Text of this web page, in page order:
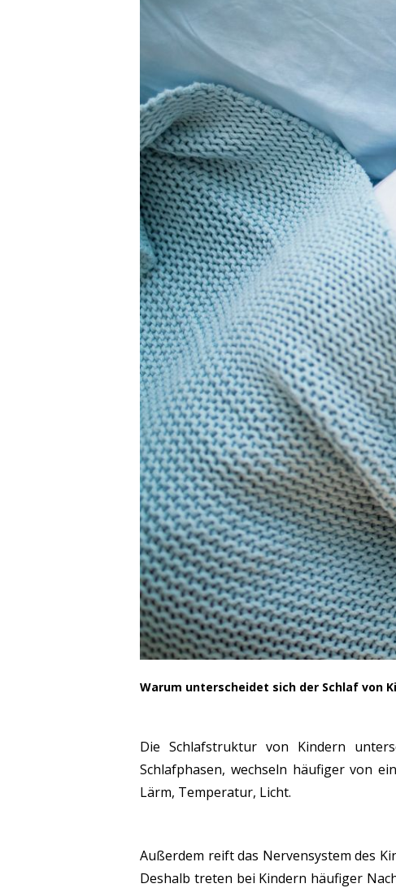
Warum unterscheidet sich der Schlaf von
Die Schlafstruktur von Kindern
Schlafphasen, wechseln häufiger von
Lärm, Temperatur, Licht.
Außerdem reift das Nervensystem des
Deshalb treten bei Kindern häufiger